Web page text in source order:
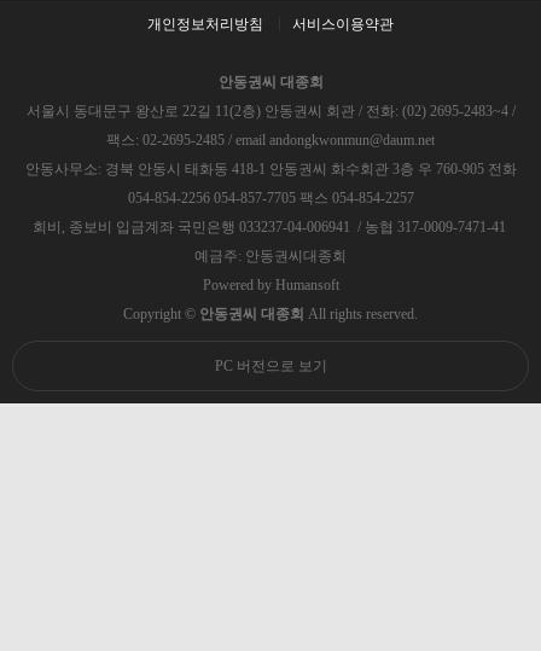
개인정보처리방침 서비스이용약관
안동권씨 대종회
서울시 동대문구 왕산로 22길 11(2층) 안동권씨 회관 / 전화: (02) 2695-2483~4 /
팩스: 02-2695-2485 / email andongkwonmun@daum.net
안동사무소: 경북 안동시 태화동 418-1 안동권씨 화수회관 3층 우 760-905 전화
054-854-2256 054-857-7705 팩스 054-854-2257
회비, 종보비 입금계좌 국민은행 033237-04-006941 / 농협 317-0009-7471-41
예금주: 안동권씨대종회
Powered by Humansoft
Copyright © 안동권씨 대종회 All rights reserved.
PC 버전으로 보기